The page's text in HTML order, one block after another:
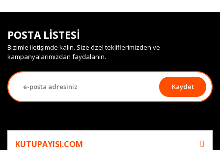
POSTA LİSTESİ
Bizimle iletişimde kalın. Size özel tekliflerimizden ve
kampanyalarımızdan faydalanın.
Kaydet
KUTUPAYISI.COM